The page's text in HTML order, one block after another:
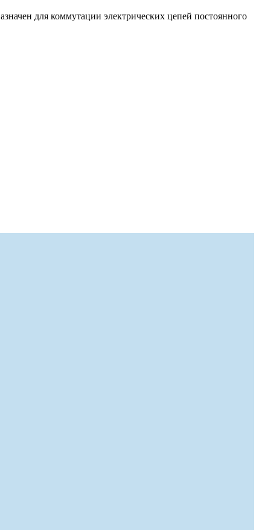
для коммутации электрических цепей постоянного